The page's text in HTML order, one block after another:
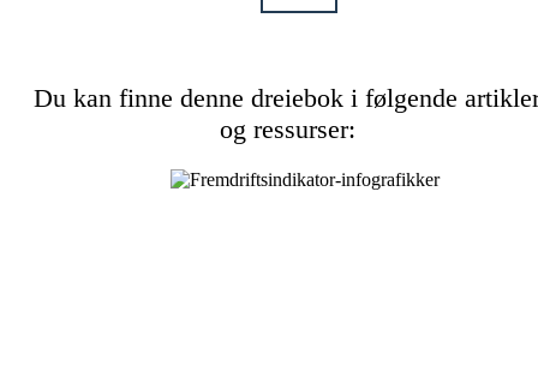
Du kan finne denne dreiebok i følgende
og ressurser: